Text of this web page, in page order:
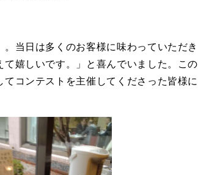
当日は多くのお客様に味わっていただき
嬉しいです。」と喜んでいました。この
コンテストを主催してくださった皆様に